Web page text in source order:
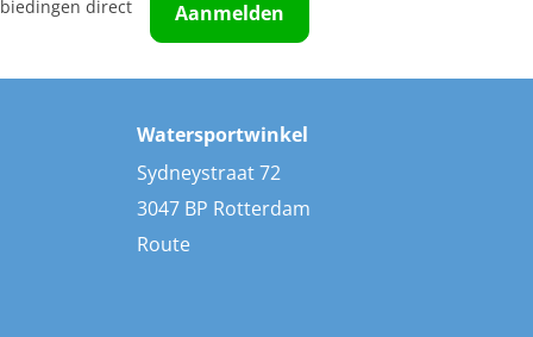
direct
Aanmelden
Watersportwinkel
Sydneystraat 72
3047 BP Rotterdam
Route